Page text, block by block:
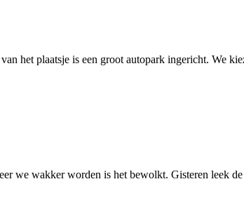
het plaatsje is een groot autopark ingericht. We
we wakker worden is het bewolkt. Gisteren leek